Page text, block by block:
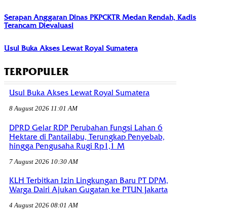
Serapan Anggaran Dinas PKPCKTR Medan Rendah, Kadis
Terancam Dievaluasi
Usul Buka Akses Lewat Royal Sumatera
TERPOPULER
Usul Buka Akses Lewat Royal Sumatera
8 August 2026 11:01 AM
DPRD Gelar RDP Perubahan Fungsi Lahan 6
Hektare di Pantailabu, Terungkap Penyebab,
hingga Pengusaha Rugi Rp1,1 M
7 August 2026 10:30 AM
KLH Terbitkan Izin Lingkungan Baru PT DPM,
Warga Dairi Ajukan Gugatan ke PTUN Jakarta
4 August 2026 08:01 AM